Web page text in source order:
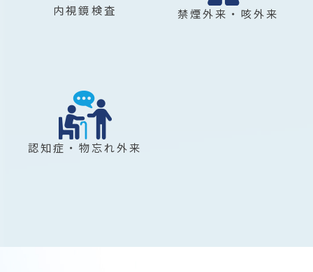
内視鏡検査 禁煙外来・咳外来
認知症・物忘れ外来